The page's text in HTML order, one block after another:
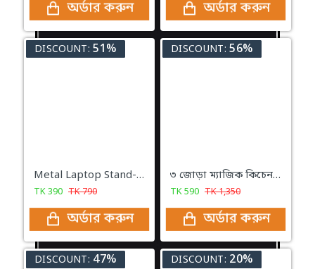
অর্ডার করুন অর্ডার করুন
DISCOUNT: 51%
Metal Laptop Stand- H5
TK390 TK790
অর্ডার করুন
DISCOUNT: 56%
৩ জোড়া ম্যাজিক কিচেন গ্লোভস | Magic Kitchen Hand Gloves
TK590 TK1,350
অর্ডার করুন
DISCOUNT: 47% DISCOUNT: 20%